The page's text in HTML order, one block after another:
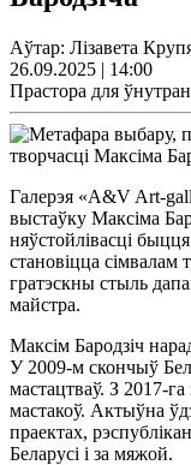
Аўтар: Лізавета
26.09.2025 | 14:00
Прастора для
Галерэя «A&V Art-
выстаўку Максіма
няўстойлівасці
становіцца сімвалам
гратэскны стыль
майстра.
Максім Бародзіч
У 2009-м скончыў
мастацтваў. З 2017-
мастакоў. Актыўна
праектах,
Беларусі і за мяжой.